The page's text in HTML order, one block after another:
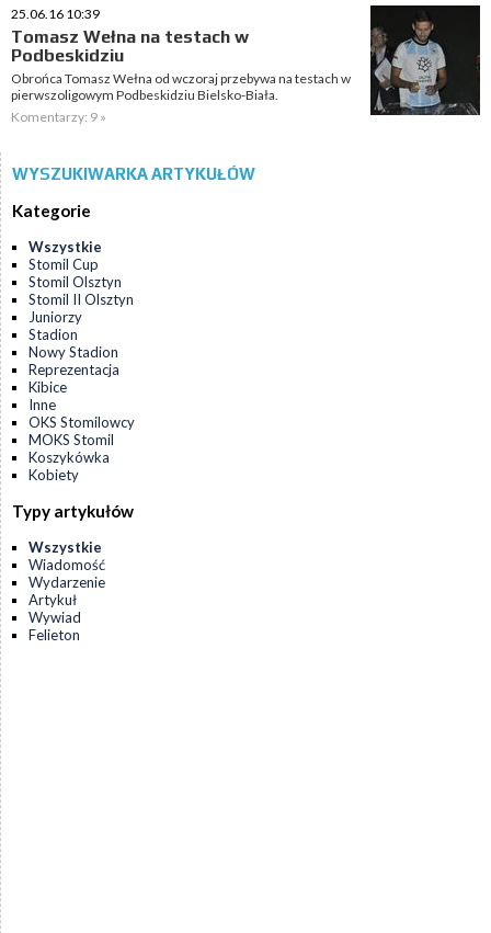
25.06.16 10:39
Tomasz Wełna na testach w
Podbeskidziu
Obrońca Tomasz Wełna od wczoraj przebywa na testach w
pierwszoligowym Podbeskidziu Bielsko-Biała.
Komentarzy: 9 »
WYSZUKIWARKA ARTYKUŁÓW
Kategorie
Wszystkie
Stomil Cup
Stomil Olsztyn
Stomil II Olsztyn
Juniorzy
Stadion
Nowy Stadion
Reprezentacja
Kibice
Inne
OKS Stomilowcy
MOKS Stomil
Koszykówka
Kobiety
Typy artykułów
Wszystkie
Wiadomość
Wydarzenie
Artykuł
Wywiad
Felieton